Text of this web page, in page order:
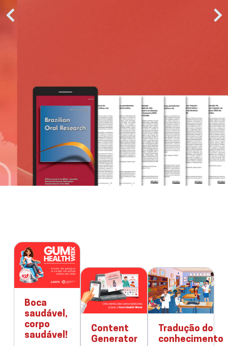
Boca
saudável,
corpo
saudável!
Content
Generator
Tradução do
conhecimento